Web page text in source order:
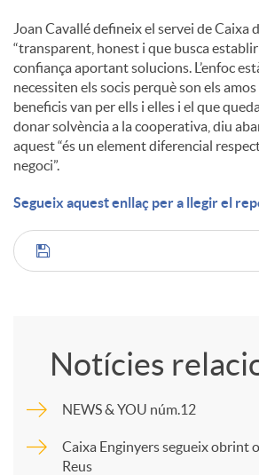
Joan Cavallé defineix el servei de Caixa
“transparent, honest i que busca
confiança aportant solucions. L’enfoc
necessiten els socis perquè son els
beneficis van per ells i elles i el que
donar solvència a la cooperativa, diu
aquest “és un element diferencial
negoci”.
Segueix aquest enllaç per a llegir el
C
p
Notícies
NEWS & YOU núm.12
Caixa Enginyers segueix obrint
Reus